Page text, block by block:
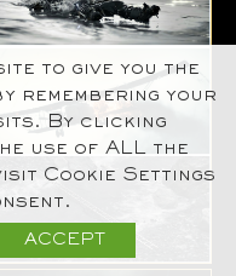
to give you the
remembering your
By clicking
use of ALL the
Cookie Settings
ACCEPT